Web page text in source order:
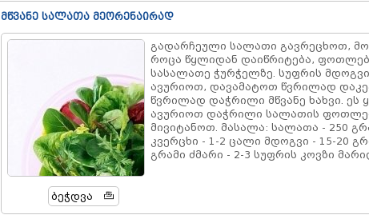
მწვანე სალათა მეორენაირად
Ბეჭდვა
გადარჩეული სალათი გავრეცხოთ,
როცა წყლიდან დაიწრიტება,
სასალათე ჭურჭელზე. სუფრის
ავურიოთ, დავამატოთ წვრილად
წვრილად დაჭრილი მწვანე ხახვი. ეს
ავურიოთ დაჭრილი სალათის
მივიტანოთ. მასალა: სალათა - 250
კვერცხი - 1-2 ცალი მდოგვი - 15-20
გრამი ძმარი - 2-3 სუფრის კოვზი